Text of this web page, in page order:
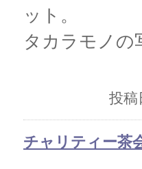
ット。
タカラモノの
投稿
チャリティー茶